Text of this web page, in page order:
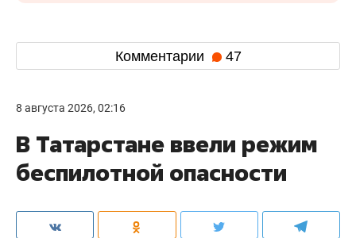
Комментарии 47
8 августа 2026, 02:16
В Татарстане ввели режим
беспилотной опасности